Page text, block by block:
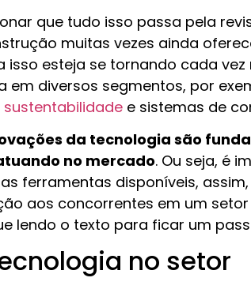
que tudo isso passa pela
muitas vezes ainda
esteja se tornando cada vez
em diversos segmentos, por
sustentabilidade e sistemas de
da tecnologia são
no mercado. Ou seja, é
ferramentas disponíveis,
aos concorrentes em um
lendo o texto para ficar um
no setor